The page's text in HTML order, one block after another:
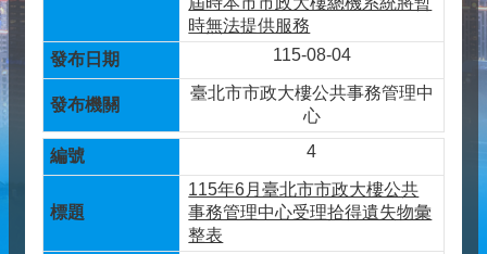
時無法提供服務
115-08-04
臺北市市政大樓公共事務管理中
心
4
115年6月臺北市市政大樓公共
事務管理中心受理拾得遺失物彙
整表